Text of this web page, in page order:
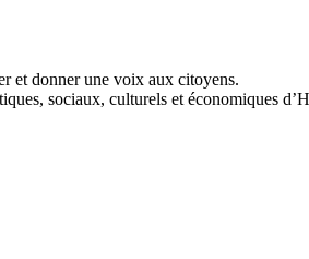
et donner une voix aux citoyens.
sociaux, culturels et économiques